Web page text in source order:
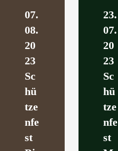
07.
08.
20
23
Sc
hü
tze
nfe
st
23.
07.
20
23
Sc
hü
tze
nfe
st